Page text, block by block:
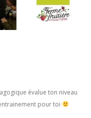
évalue ton niveau
pour toi